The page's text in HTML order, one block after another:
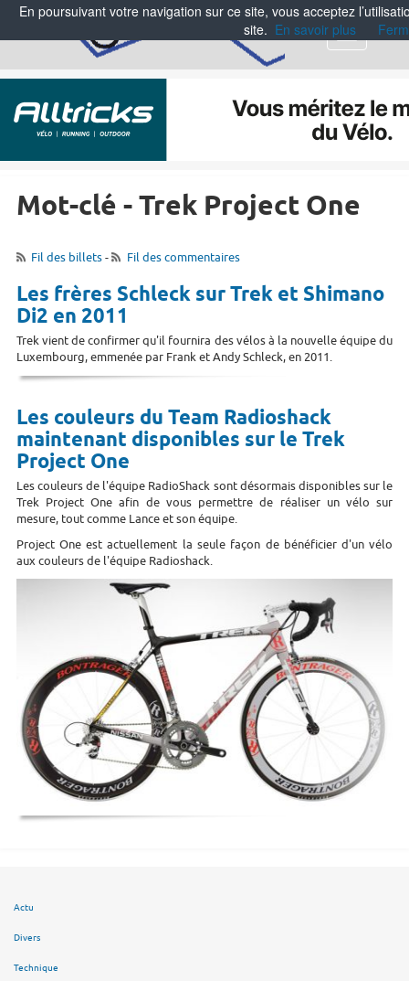
Menu
Mot-clé - Trek Project One
Fil des billets- Fil des commentaires
Les frères Schleck sur Trek et Shimano
Di2 en 2011
Trek vient de confirmer qu'il fournira des vélos à la nouvelle équipe du
Luxembourg, emmenée par Frank et Andy Schleck, en 2011.
Les couleurs du Team Radioshack
maintenant disponibles sur le Trek
Project One
Les couleurs de l'équipe RadioShack sont désormais disponibles sur le
Trek Project One afin de vous permettre de réaliser un vélo sur
mesure, tout comme Lance et son équipe.
Project One est actuellement la seule façon de bénéficier d'un vélo
aux couleurs de l'équipe Radioshack.
Actu
Divers
Technique
En poursuivant votre navigation sur ce site, vous acceptez
site. En savoir plus